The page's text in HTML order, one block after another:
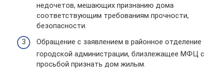
недочетов, мешающих признанию дома
соответствующим требованиям прочности,
безопасности.
Обращение с заявлением в районное отделение
городской администрации, близлежащее МФЦ с
просьбой признать дом жилым.